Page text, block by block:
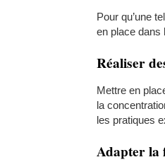
Pour qu’une
en place dans
Réaliser
Mettre en
la
les pratiques
Adapter la